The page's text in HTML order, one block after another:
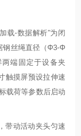
载-数据解析"为闭
钢丝绳直径（Φ3-Φ
端固定于设备夹
触摸屏预设拉伸速
载荷等参数后启动
带动活动夹头匀速